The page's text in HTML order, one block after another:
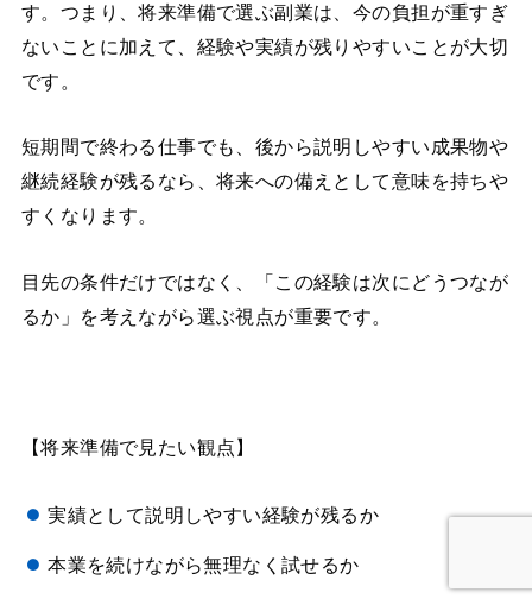
す。つまり、将来準備で選ぶ副業は、今の負担が重すぎ
ないことに加えて、経験や実績が残りやすいことが大切
です。
短期間で終わる仕事でも、後から説明しやすい成果物や
継続経験が残るなら、将来への備えとして意味を持ちや
すくなります。
目先の条件だけではなく、「この経験は次にどうつなが
るか」を考えながら選ぶ視点が重要です。
【将来準備で見たい観点】
実績として説明しやすい経験が残るか
本業を続けながら無理なく試せるか